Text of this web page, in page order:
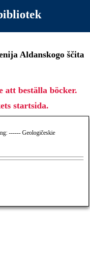
Aldanskogo ščita
att beställa böcker.
startsida.
------ Geologičeskie